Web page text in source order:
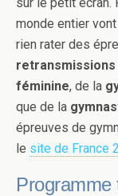
monde entier
rien rater des
féminine, de la
que de la
épreuves de
le site de France 2
Programme